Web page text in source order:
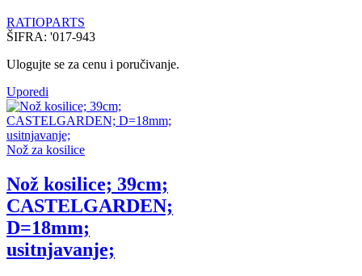
RATIOPARTS
ŠIFRA: '017-943
Ulogujte se za cenu i poručivanje.
Uporedi
Nož za kosilice
Nož kosilice; 39cm;
CASTELGARDEN;
D=18mm;
usitnjavanje;